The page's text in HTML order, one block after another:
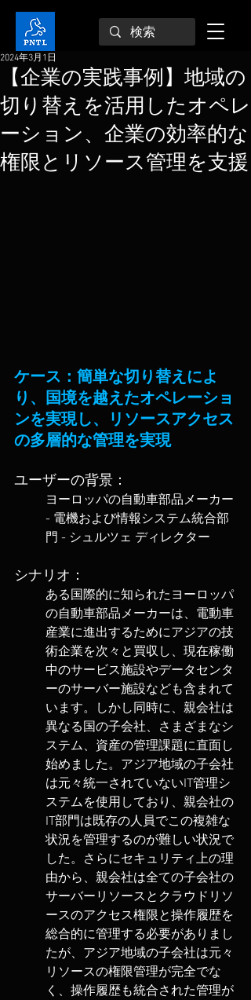
【企業の実践事例】地域の
切り替えを活用したオペレ
ーション、企業の効率的な
権限とリソース管理を支援
2024年3月1日
ケース：簡単な切り替えによ
り、国境を越えたオペレーショ
ンを実現し、リソースアクセス
の多層的な管理を実現
ユーザーの背景：
ヨーロッパの自動車部品メーカー
- 電機および情報システム統合部
門 - シュルツェ ディレクター
シナリオ：
ある国際的に知られたヨーロッパ
の自動車部品メーカーは、電動車
産業に進出するためにアジアの技
術企業を次々と買収し、現在稼働
中のサービス施設やデータセンタ
ーのサーバー施設なども含まれて
います。しかし同時に、親会社は
異なる国の子会社、さまざまなシ
ステム、資産の管理課題に直面し
始めました。アジア地域の子会社
は元々統一されていないIT管理シ
ステムを使用しており、親会社の
IT部門は既存の人員でこの複雑な
状況を管理するのが難しい状況で
した。さらにセキュリティ上の理
由から、親会社は全ての子会社の
サーバーリソースとクラウドリソ
ースのアクセス権限と操作履歴を
総合的に管理する必要がありまし
たが、アジア地域の子会社は元々
リソースの権限管理が完全でな
く、操作履歴も統合された管理が